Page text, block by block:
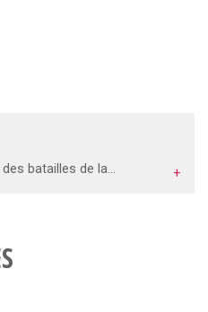
Dans l'écosystème des batailles de la Grande Guerre, Verdun fait figure d'exception mais non à cause des pertes, objets de tous les fantasmes, ni du nombre d'obus tirés, de la violence, de tactiques nouvelles et de mille autres superlatifs – cet affrontement n'est ni plus ou moins " violent " ni plus meurtrier que d'autres. Cependant, elle dénote bel et bien par l'intensité du feu de l'artillerie, la concentration massive d'hommes et l'accumulation des moyens matériels. De ce point de vue, Verdun rassemble déjà toutes les caractéristiques de l'hyperbataille.
+